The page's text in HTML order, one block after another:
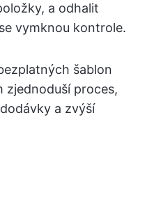
a odhalit
vymknou kontrole.
šablon
zjednoduší proces,
a zvýší